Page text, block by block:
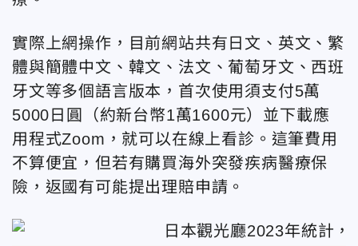
實際上網操作，目前網站共有日文、英文、繁
體與簡體中文、韓文、法文、葡萄牙文、西班
牙文等多個語言版本，首次使用須支付5萬
5000日圓（約新台幣1萬1600元）並下載應
用程式Zoom，就可以在線上看診。這筆費用
不算便宜，但若有購買海外突發疾病醫療保
險，返國有可能提出理賠申請。